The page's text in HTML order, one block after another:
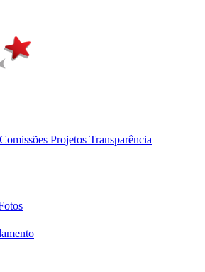
Comissões Projetos Transparência